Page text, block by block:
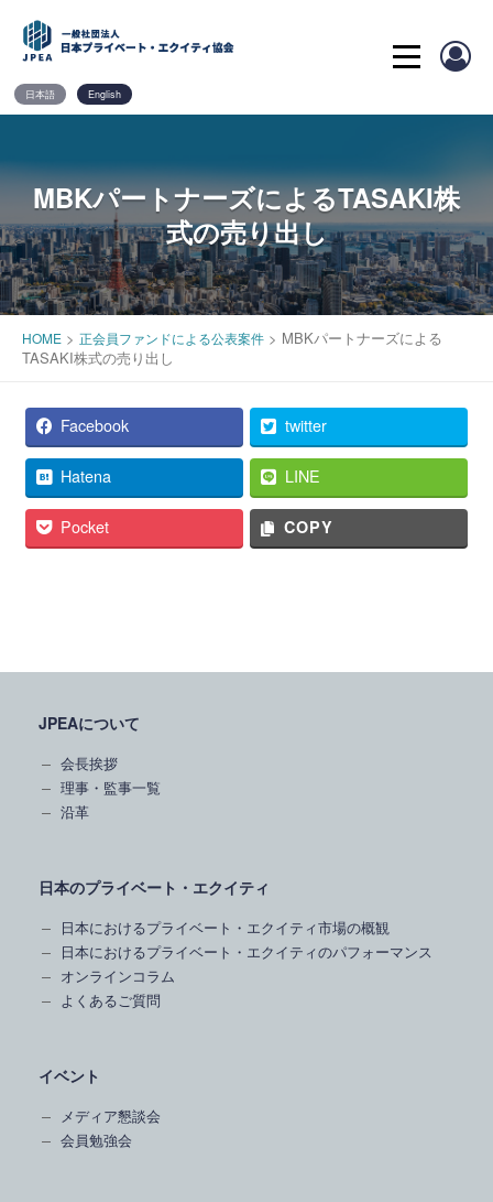
content
日本語 English
MBKパートナーズによるTASAKI株
式の売り出し
HOME > 正会員ファンドによる公表案件 > MBKパートナーズによる
TASAKI株式の売り出し
Facebook twitter
Hatena LINE
Pocket COPY
JPEAについて
会長挨拶
理事・監事一覧
沿革
日本のプライベート・エクイティ
日本におけるプライベート・エクイティ市場の概観
日本におけるプライベート・エクイティのパフォーマンス
オンラインコラム
よくあるご質問
イベント
メディア懇談会
会員勉強会